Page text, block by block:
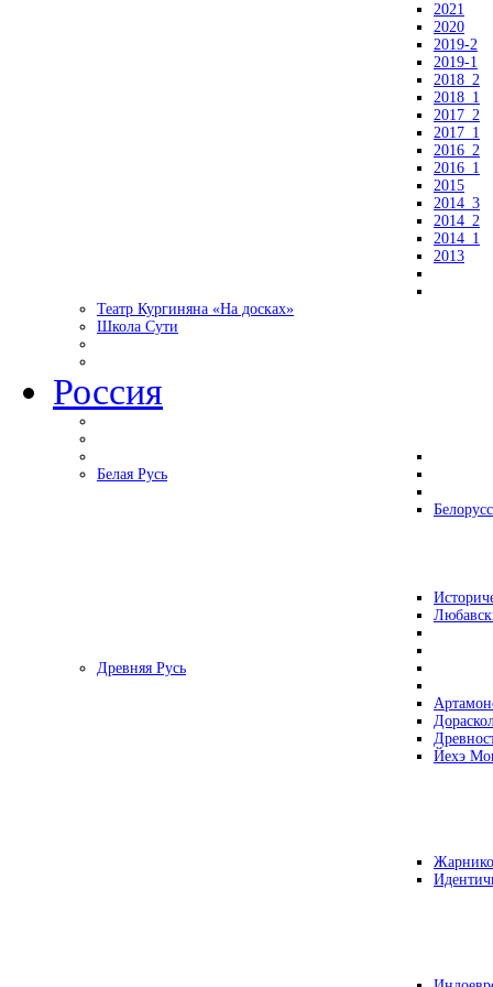
2021
2020
2019-2
2019-1
2018_2
2018_1
2017_2
2017_1
2016_2
2016_1
2015
2014_3
2014_2
2014_1
2013
Театр Кургиняна «На досках»
Школа Сути
Россия
Белая Русь
Древняя Русь
Йехэ